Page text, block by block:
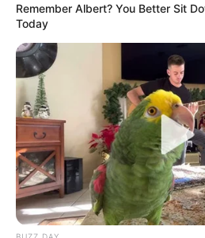
Remember Albert? You Better Sit
Today